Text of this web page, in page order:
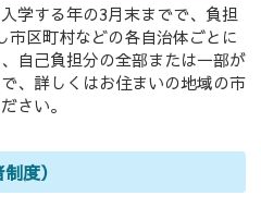
学する年の3月末までで、負担
市区町村などの各自治体ごとに
自己負担分の全部または一部が
、詳しくはお住まいの地域の市
さい。
度）